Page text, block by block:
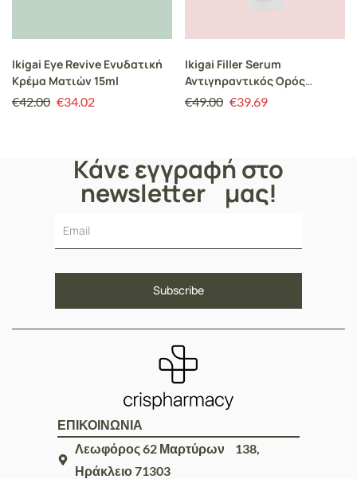
Ikigai Eye Revive Ενυδατική
Κρέμα Ματιών 15ml
€42.00 €34.02
Ikigai Filler Serum
Αντιγηραντικός Ορός
Προσώπου Ενυδατική Δράση
€49.00 €39.69
Κάνε εγγραφή στο
newsletter μας!
ΕΠΙΚΟΙΝΩΝΙΑ
Λεωφόρος 62 Μαρτύρων 138,
Ηράκλειο 71303